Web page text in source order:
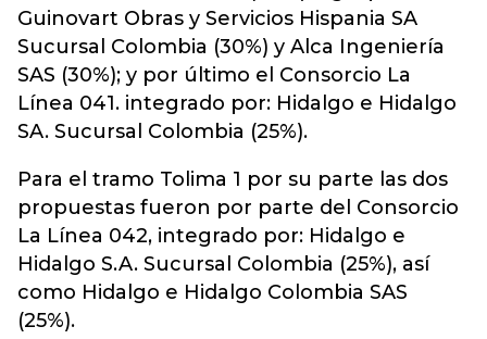
Guinovart Obras y Servicios Hispania SA
Sucursal Colombia (30%) y Alca Ingeniería
SAS (30%); y por último el Consorcio La
Línea 041. integrado por: Hidalgo e Hidalgo
SA. Sucursal Colombia (25%).
Para el tramo Tolima 1 por su parte las dos
propuestas fueron por parte del Consorcio
La Línea 042, integrado por: Hidalgo e
Hidalgo S.A. Sucursal Colombia (25%), así
como Hidalgo e Hidalgo Colombia SAS
(25%).